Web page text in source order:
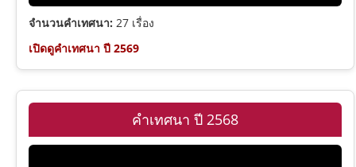
2 พงศ์กษัตริย์
โรม
พระวิญญาณบริสุทธิ์
พระมหาบัญชาและการประกาศ
จำนวนคำเทศนา: 27 เรื่อง
เปิดดูคำเทศนา ปี 2569
คำเทศนา ปี 2568